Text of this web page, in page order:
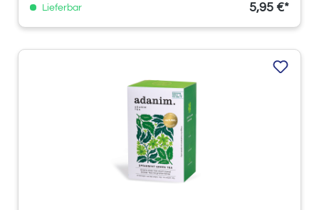
Lieferbar 5,95 €*